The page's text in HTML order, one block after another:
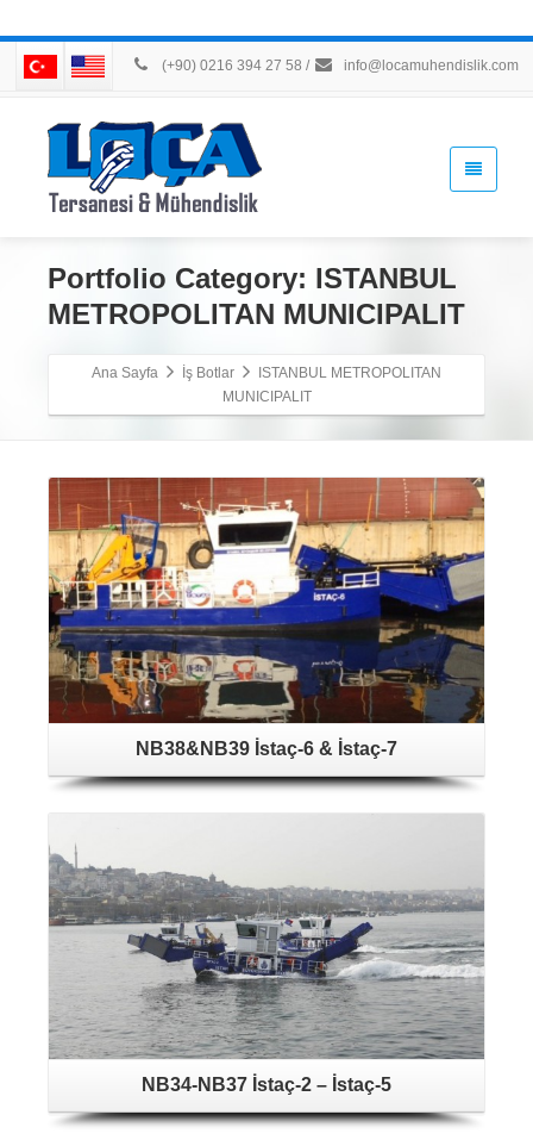
(+90) 0216 394 27 58 / info@locamuhendislik.com
Portfolio Category: ISTANBUL
METROPOLITAN MUNICIPALIT
Ana Sayfa İş Botlar
ISTANBUL METROPOLITAN
MUNICIPALIT
NB38&NB39 İstaç-6 & İstaç-7
NB34-NB37 İstaç-2 – İstaç-5